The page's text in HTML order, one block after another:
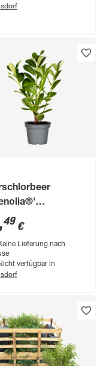
21
Topf
49 €
Lieferung nach
verfügbar in